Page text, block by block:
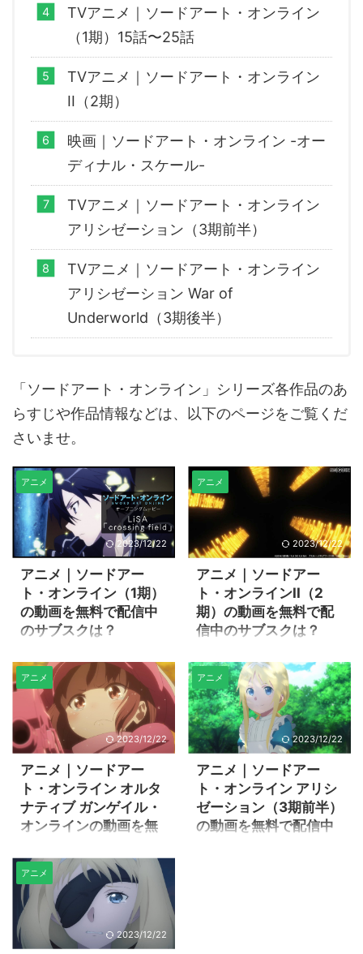
TVアニメ｜ソードアート・オンライン
（1期）15話〜25話
TVアニメ｜ソードアート・オンライン
II（2期）
映画｜ソードアート・オンライン -オー
ディナル・スケール-
TVアニメ｜ソードアート・オンライン
アリシゼーション（3期前半）
TVアニメ｜ソードアート・オンライン
アリシゼーション War of
Underworld（3期後半）
「ソードアート・オンライン」シリーズ各作品のあ
らすじや作品情報などは、以下のページをご覧くだ
さいませ。
アニメ
2023/12/22
アニメ｜ソードアー
ト・オンライン（1期）
の動画を無料で配信中
のサブスクは？
ライン（1期）」の動画を無料
で配信中の動画サブスク
（VOD）や、無料動画サイト
情報などについてまとめまし
た。 アニメ「ソードアート・
オンライン（1期）」を見放題
で配信中の主な動画サブスク
は11社あり、その内8社では初
めての方向けの無料お試し登
録を利用して、動画の全話視
アムなら、30日間の無料トラ
イアル期間中に、アニメ「ソ
ードアート・オンライン（1
期）」全25話を見放題で視聴
することができます。 アニメ
｜ソードアート・オンライン
アニメ
2023/12/22
アニメ｜ソードアー
ト・オンラインII（2
期）の動画を無料で配
信中のサブスクは？
ラインII（2期）」の動画を無
料で配信中の動画サブスク
（VOD）や、無料動画サイト
情報などについてまとめまし
た。 アニメ「ソードアート・
オンラインII（2期）」を見放
題で配信中の主な動画サブス
クは11社あり、その内8社では
初めての方向けの無料お試し
登録を利用して、動画の全話
アニメ
2023/12/22
アニメ｜ソードアー
ト・オンライン オルタ
ナティブ ガンゲイル・
オンラインの動画を無
は？
アニメ「ソードアート・オン
ライン オルタナティブ ガンゲ
イル・オンライン
（SAOAGGO）」の動画を無
アニメ
2023/12/22
アニメ｜ソードアー
ト・オンライン アリシ
ゼーション（3期前半）
の動画を無料で配信中
アニメ
2023/12/22